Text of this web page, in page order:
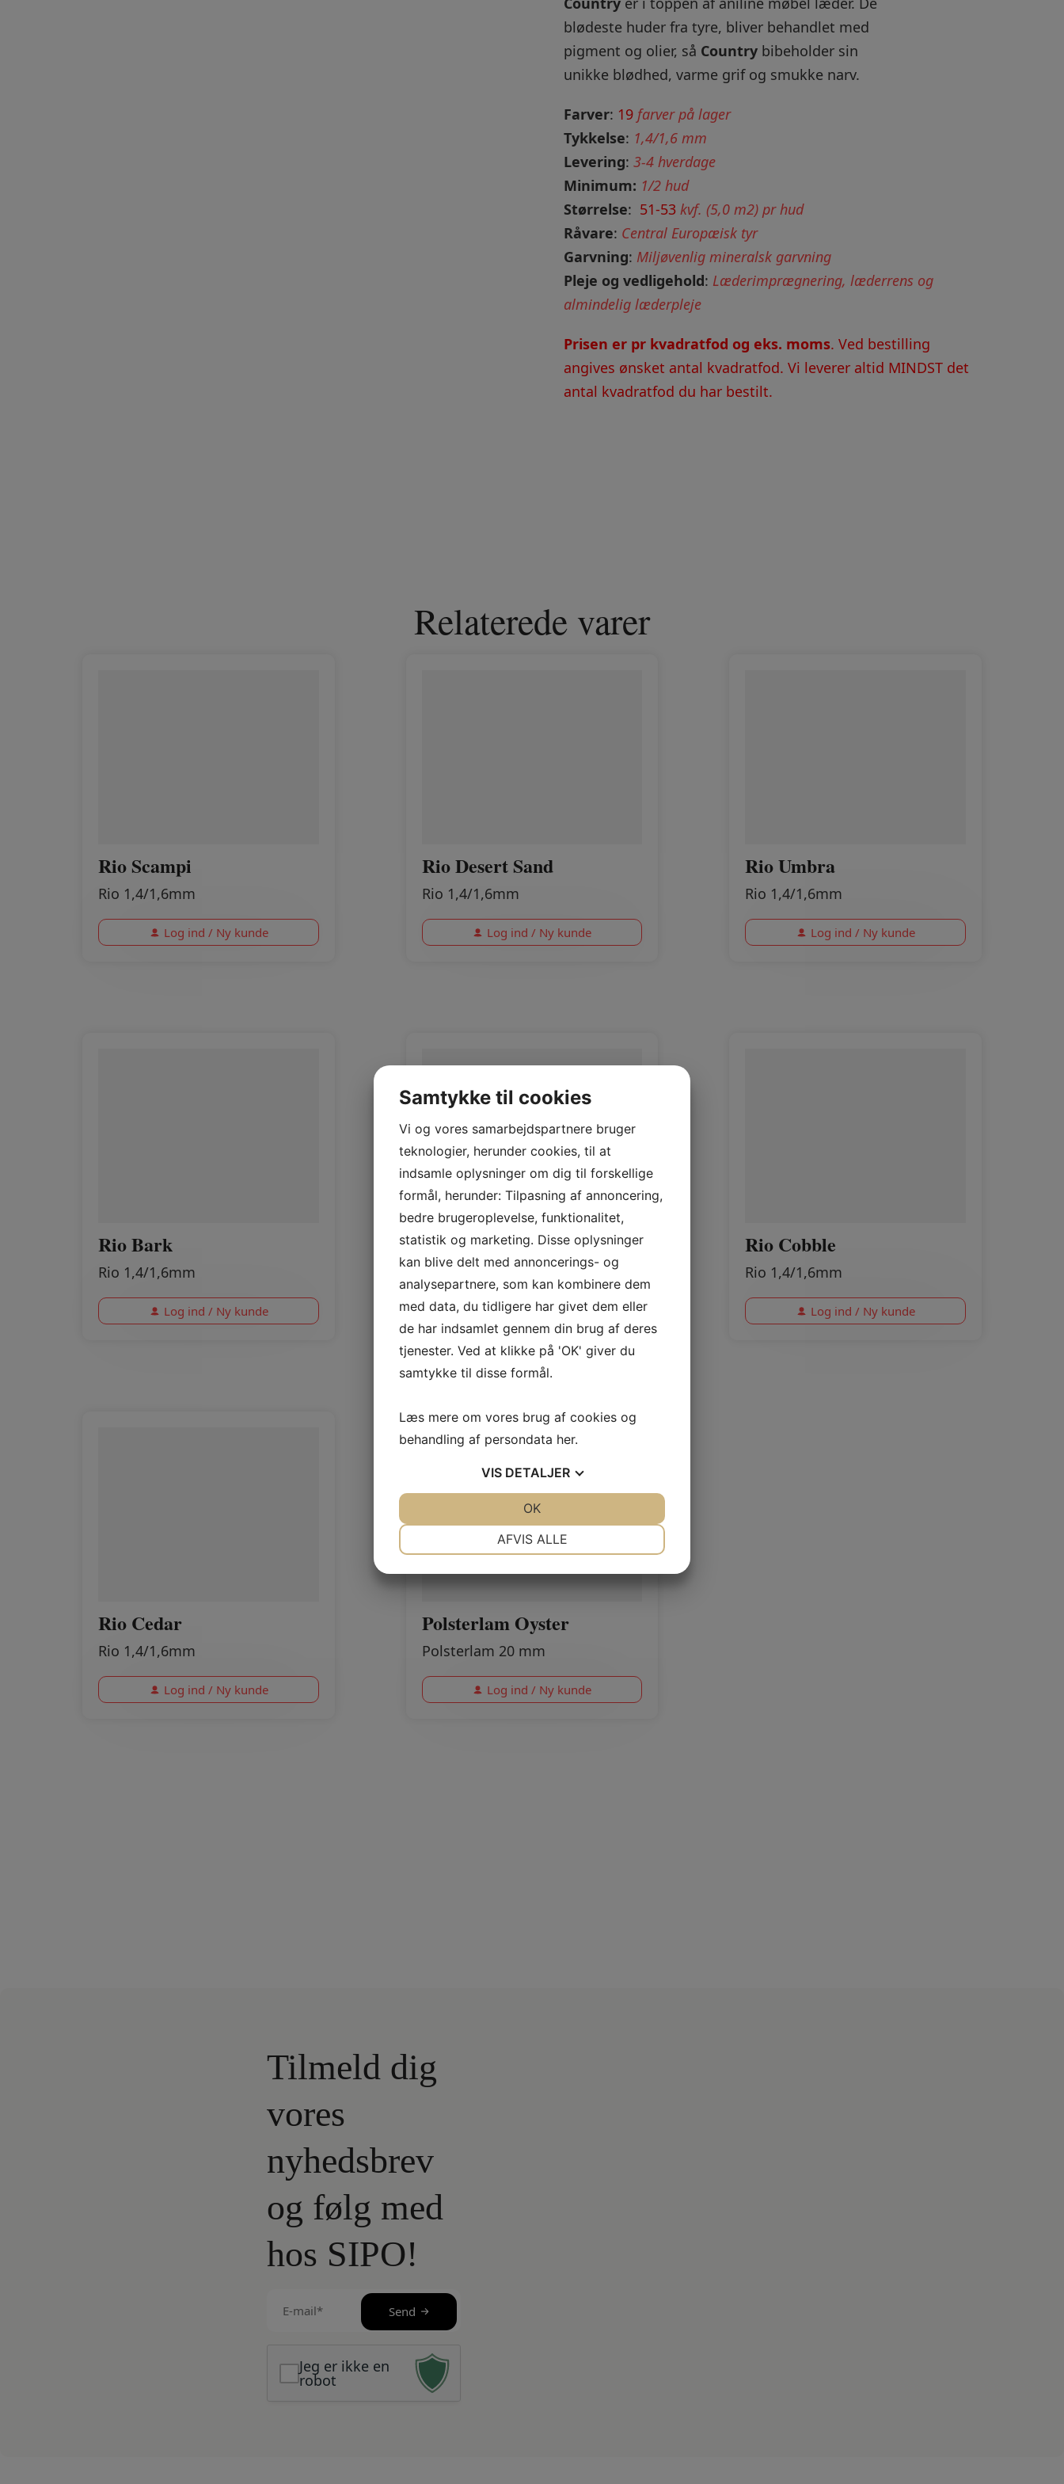
blødeste huder fra tyre, bliver behandlet med
pigment og olier, så Country bibeholder sin
unikke blødhed, varme grif og smukke narv.
Farver: 19 farver på lager
Tykkelse: 1,4/1,6 mm
Levering: 3-4 hverdage
Minimum: 1/2 hud
Størrelse: 51-53 kvf. (5,0 m2) pr hud
Råvare: Central Europæisk tyr
Garvning: Miljøvenlig mineralsk garvning
Pleje og vedligehold: Læderimprægnering, læderrens og
almindelig læderpleje
Prisen er pr kvadratfod og eks. moms. Ved bestilling
angives ønsket antal kvadratfod. Vi leverer altid MINDST det
antal kvadratfod du har bestilt.
Relaterede varer
Rio Scampi
Rio 1,4/1,6mm
Log ind / Ny kunde
Rio Desert Sand
Rio 1,4/1,6mm
Log ind / Ny kunde
Rio Umbra
Rio 1,4/1,6mm
Log ind / Ny kunde
Rio Bark
Rio 1,4/1,6mm
Log ind / Ny kunde
Polsterlam White
Polsterlam 20 mm
Log ind / Ny kunde
Rio Cobble
Rio 1,4/1,6mm
Log ind / Ny kunde
Rio Cedar
Rio 1,4/1,6mm
Log ind / Ny kunde
Polsterlam Oyster
Polsterlam 20 mm
Log ind / Ny kunde
Tilmeld dig
vores
nyhedsbrev
og følg med
hos SIPO!
mail
Jeg er ikke en
robot
Send
Samtykke til cookies
Vi og vores samarbejdspartnere bruger
teknologier, herunder cookies, til at
indsamle oplysninger om dig til forskellige
formål, herunder: Tilpasning af annoncering,
bedre brugeroplevelse, funktionalitet,
statistik og marketing. Disse oplysninger
kan blive delt med annoncerings- og
analysepartnere, som kan kombinere dem
med data, du tidligere har givet dem eller
de har indsamlet gennem din brug af deres
tjenester. Ved at klikke på 'OK' giver du
samtykke til disse formål.
Læs mere om vores brug af cookies og
behandling af persondata her.
VIS DETALJER
AFVIS ALLE
OK